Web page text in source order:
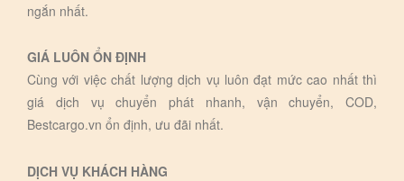
ngắn nhất.
GIÁ LUÔN ỔN ĐỊNH
Cùng với việc chất lượng dịch vụ luôn đạt mức cao nhất thì
giá dịch vụ chuyển phát nhanh, vận chuyển, COD,
Bestcargo.vn ổn định, ưu đãi nhất.
DỊCH VỤ KHÁCH HÀNG